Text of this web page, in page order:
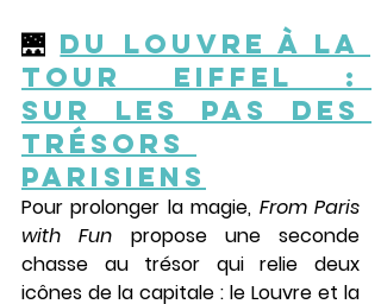
🌉 Du Louvre à la
Tour Eiffel :
sur les pas des
trésors
parisiens
Pour prolonger la magie, From Paris
with Fun propose une seconde
chasse au trésor qui relie deux
icônes de la capitale : le Louvre